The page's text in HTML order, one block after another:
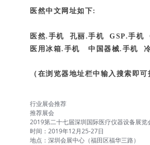
医然中文网址如下:
医然.手机 孔丽.手机 GSP.手机
医用冰箱.手机
中国器械.手机
（在浏览器地址栏中输入搜索即可
行业展会推荐
推荐展会
2019第二十七届深圳国际医疗仪器设备展览
时间：2019年12月25-27日
地点：深圳会展中心（福田区福华三路）